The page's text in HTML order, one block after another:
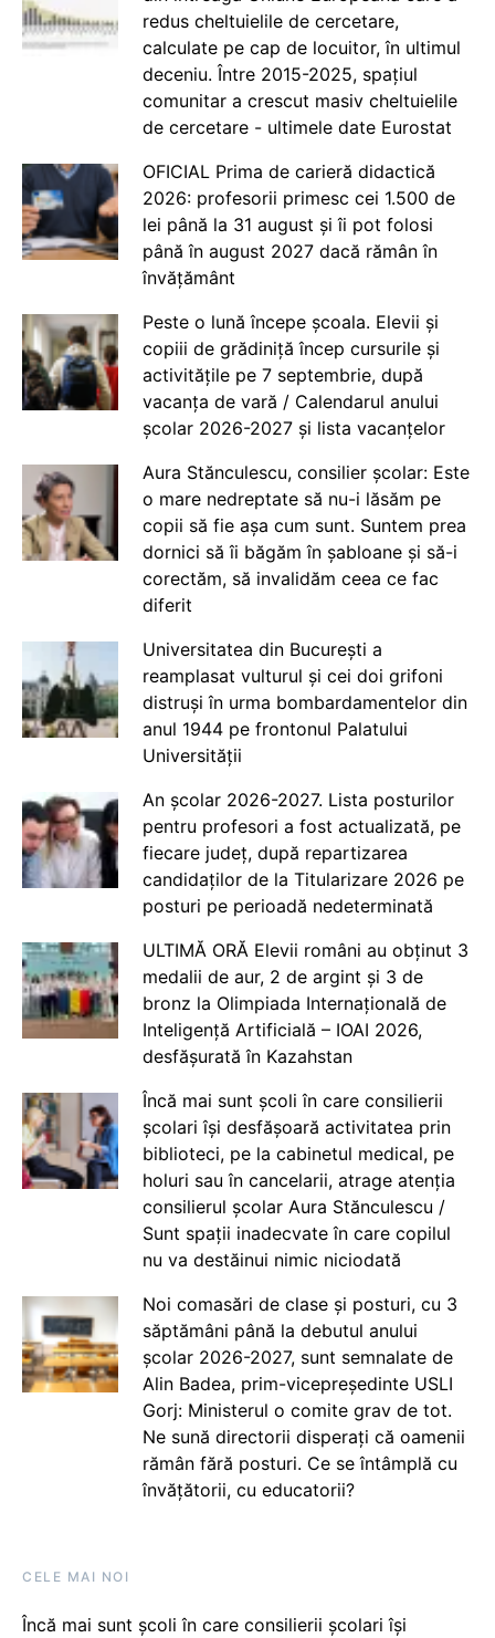
redus cheltuielile de cercetare,
calculate pe cap de locuitor, în ultimul
deceniu. Între 2015-2025, spațiul
comunitar a crescut masiv cheltuielile
de cercetare - ultimele date Eurostat
OFICIAL Prima de carieră didactică
2026: profesorii primesc cei 1.500 de
lei până la 31 august și îi pot folosi
până în august 2027 dacă rămân în
învățământ
Peste o lună începe școala. Elevii și
copiii de grădiniță încep cursurile și
activitățile pe 7 septembrie, după
vacanța de vară / Calendarul anului
școlar 2026-2027 și lista vacanțelor
Aura Stănculescu, consilier școlar: Este
o mare nedreptate să nu-i lăsăm pe
copii să fie așa cum sunt. Suntem prea
dornici să îi băgăm în șabloane și să-i
corectăm, să invalidăm ceea ce fac
diferit
Universitatea din București a
reamplasat vulturul și cei doi grifoni
distruși în urma bombardamentelor din
anul 1944 pe frontonul Palatului
Universității
An școlar 2026-2027. Lista posturilor
pentru profesori a fost actualizată, pe
fiecare județ, după repartizarea
candidaților de la Titularizare 2026 pe
posturi pe perioadă nedeterminată
ULTIMĂ ORĂ Elevii români au obținut 3
medalii de aur, 2 de argint și 3 de
bronz la Olimpiada Internațională de
Inteligență Artificială – IOAI 2026,
desfășurată în Kazahstan
Încă mai sunt școli în care consilierii
școlari își desfășoară activitatea prin
biblioteci, pe la cabinetul medical, pe
holuri sau în cancelarii, atrage atenția
consilierul școlar Aura Stănculescu /
Sunt spații inadecvate în care copilul
nu va destăinui nimic niciodată
Noi comasări de clase și posturi, cu 3
săptămâni până la debutul anului
școlar 2026-2027, sunt semnalate de
Alin Badea, prim-vicepreședinte USLI
Gorj: Ministerul o comite grav de tot.
Ne sună directorii disperați că oamenii
rămân fără posturi. Ce se întâmplă cu
învățătorii, cu educatorii?
CELE MAI NOI
Încă mai sunt școli în care consilierii școlari își